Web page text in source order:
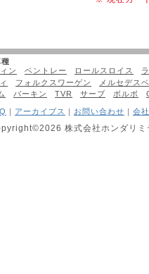
ン ベントレー ロールスロイス
フォルクスワーゲン
メルセデス
バーキン TVR サーブ ボルボ
｜ アーカイブス ｜ お問い合わせ ｜ 会
株式会社ホンダリ